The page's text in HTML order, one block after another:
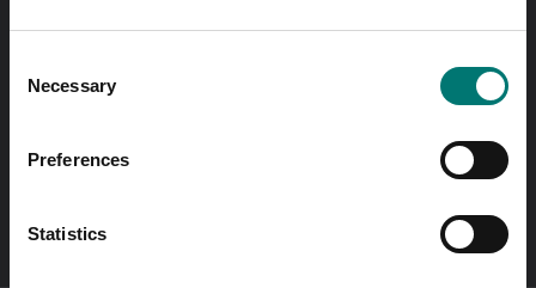
Selection
Necessary
Preferences
Statistics
Ring till oss! 0176-20 89 20